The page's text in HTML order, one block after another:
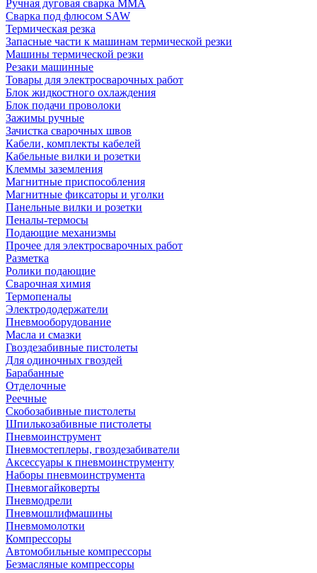
Ручная дуговая сварка MMA
Сварка под флюсом SAW
Термическая резка
Запасные части к машинам термической резки
Машины термической резки
Резаки машинные
Товары для электросварочных работ
Блок жидкостного охлаждения
Блок подачи проволоки
Зажимы ручные
Зачистка сварочных швов
Кабели, комплекты кабелей
Кабельные вилки и розетки
Клеммы заземления
Магнитные приспособления
Магнитные фиксаторы и уголки
Панельные вилки и розетки
Пеналы-термосы
Подающие механизмы
Прочее для электросварочных работ
Разметка
Ролики подающие
Сварочная химия
Термопеналы
Электрододержатели
Пневмооборудование
Масла и смазки
Гвоздезабивные пистолеты
Для одиночных гвоздей
Барабанные
Отделочные
Реечные
Скобозабивные пистолеты
Шпилькозабивные пистолеты
Пневмоинструмент
Пневмостеплеры, гвоздезабиватели
Аксессуары к пневмоинструменту
Наборы пневмоинструмента
Пневмогайковерты
Пневмодрели
Пневмошлифмашины
Пневмомолотки
Компрессоры
Автомобильные компрессоры
Безмасляные компрессоры